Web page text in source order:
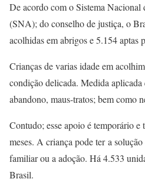
De acordo com o Sistema
(SNA); do conselho de justiça, o
acolhidas em abrigos e 5.154 aptas
Crianças de varias idade em
condição delicada. Medida aplicada
abandono, maus-tratos; bem como
Contudo; esse apoio é temporário
meses. A criança podetera solução
familiar ou a adoção. Há 4.533
Brasil.